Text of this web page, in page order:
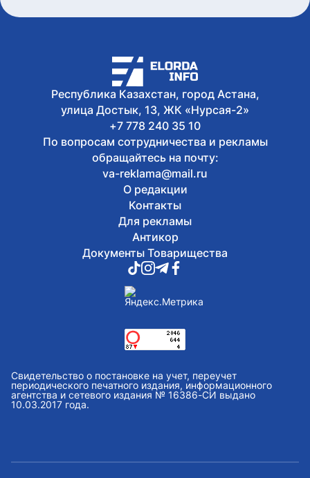
Сегодня, 17:05
Казахстанские гольфисты завоевали
17 медалей на международном
турнире в Алматы
Республика Казахстан, город Астана,
улица Достык, 13, ЖК «Нурсая-2»
+7 778 240 35 10
По вопросам сотрудничества и рекламы
обращайтесь на почту:
va-reklama@mail.ru
О редакции
Контакты
Для рекламы
Антикор
Документы Товарищества
Свидетельство о постановке на учет, переучет
периодического печатного издания, информационного
агентства и сетевого издания № 16386-СИ выдано
10.03.2017 года.